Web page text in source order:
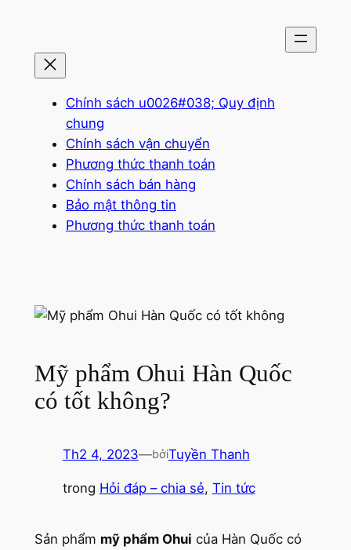
phần
Chính sách u0026#038; Quy định
chung
Chính sách vận chuyển
Phương thức thanh toán
Chính sách bán hàng
Bảo mật thông tin
Phương thức thanh toán
Mỹ phẩm Ohui Hàn Quốc
có tốt không?
Th2 4, 2023—bởiTuyền Thanh
trong Hỏi đáp – chia sẻ, Tin tức
Sản phẩm mỹ phẩm Ohui của Hàn Quốc có